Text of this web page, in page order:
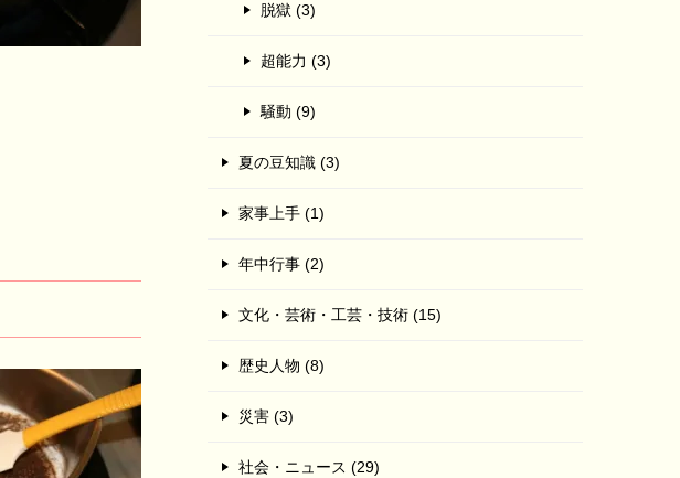
脱獄 (3)
超能力 (3)
騒動 (9)
夏の豆知識 (3)
家事上手 (1)
年中行事 (2)
文化・芸術・工芸・技術 (15)
歴史人物 (8)
災害 (3)
社会・ニュース (29)